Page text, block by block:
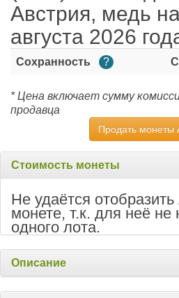
Австрия, медь
августа 2026
Сохранность ?
* Цена включает сумму
продавца
Продать монеты
Стоимость монеты
Не удаётся
монете, т.к. для неё не
одного лота.
Описание